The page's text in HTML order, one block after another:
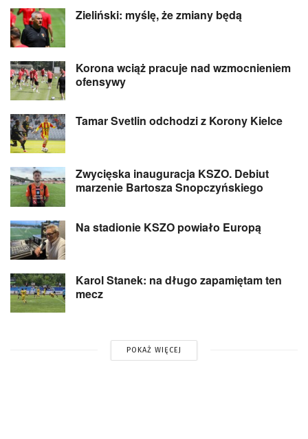
Zieliński: myślę, że zmiany będą
Korona wciąż pracuje nad wzmocnieniem
ofensywy
Tamar Svetlin odchodzi z Korony Kielce
Zwycięska inauguracja KSZO. Debiut
marzenie Bartosza Snopczyńskiego
Na stadionie KSZO powiało Europą
Karol Stanek: na długo zapamiętam ten
mecz
POKAŻ WIĘCEJ